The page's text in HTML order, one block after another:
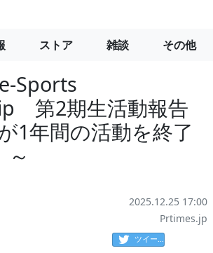
ストア 雑談 その他
Sports
第2期生活動報告
1年間の活動を終了
～
2025.12.25 17:00
Prtimes.jp
ツイート